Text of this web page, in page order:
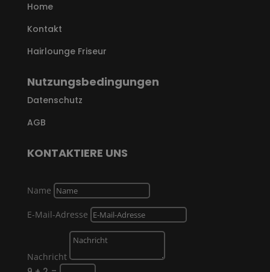
Home
Kontakt
Hairlounge Friseur
Nutzungsbedingungen
Datenschutz
AGB
KONTAKTIERE UNS
Name
E-Mail-Adresse
Nachricht